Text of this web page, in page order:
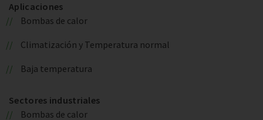
Aplicaciones
Bombas de calor
Climatización y Temperatura normal
Baja temperatura
Sectores industriales
Bombas de calor